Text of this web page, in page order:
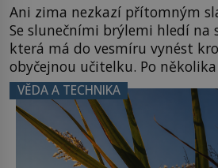
Ani zima nezkazí přítomným
Se slunečními brýlemi hledí
která má do vesmíru vynést
obyčejnou učitelku. Po
ztuhnou úsměvy, stroj totiž
konstrukce není z levného
poplatníky stojí miliardy
zvládnou jen představitelné
Název: Columbia První […]
VĚDA A TECHNIKA